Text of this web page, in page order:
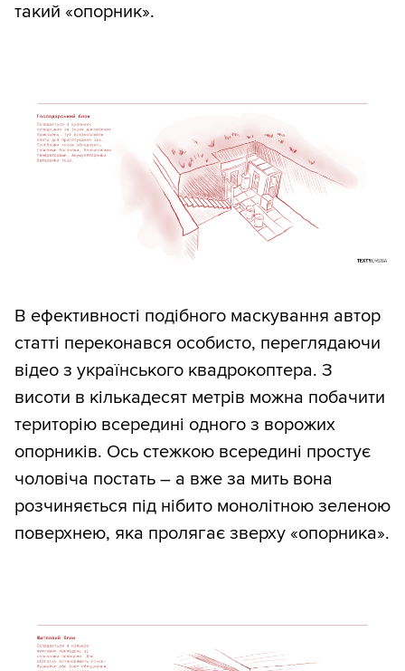
такий «опорник».
В ефективності подібного маскування автор
статті переконався особисто, переглядаючи
відео з українського квадрокоптера. З
висоти в кількадесят метрів можна побачити
територію всередині одного з ворожих
опорників. Ось стежкою всередині простує
чоловіча постать – а вже за мить вона
розчиняється під нібито монолітною зеленою
поверхнею, яка пролягає зверху «опорника».